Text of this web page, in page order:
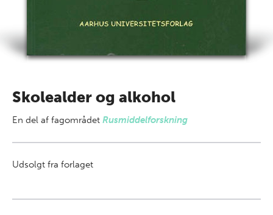
Skolealder og alkohol
En del af fagområdet Rusmiddelforskning
Udsolgt fra forlaget